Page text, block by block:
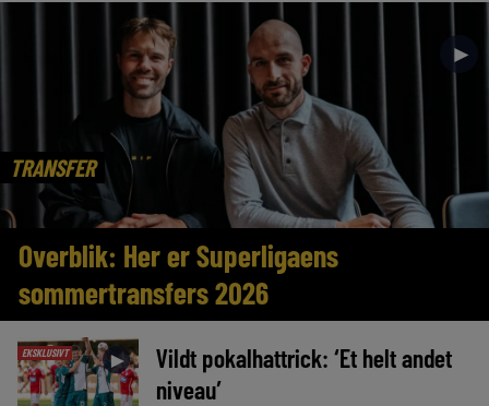
TRANSFER
►
Overblik: Her er Superligaens
sommertransfers 2026
EKSKLUSIVT ►
Vildt pokalhattrick: ‘Et helt andet
niveau’